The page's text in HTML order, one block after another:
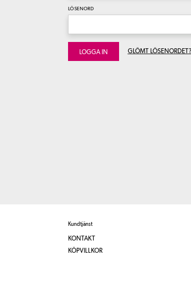
LÖSENORD
LOGGA IN GLÖMT LÖSENORDET?
Kundtjänst
KONTAKT
KÖPVILLKOR